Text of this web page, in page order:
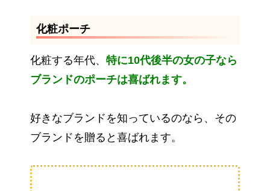
化粧ポーチ
化粧する年代、 特に10代後半の女の子なら
ブランドのポーチは喜ばれます。
好きなブランドを知っているのなら、その
ブランドを贈ると喜ばれます。